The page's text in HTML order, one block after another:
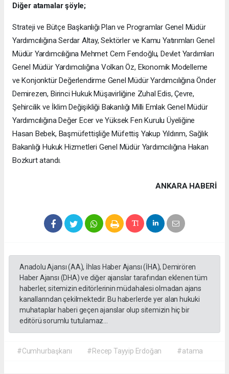
Diğer atamalar şöyle;
Strateji ve Bütçe Başkanlığı Plan ve Programlar Genel Müdür
Yardımcılığına Serdar Altay, Sektörler ve Kamu Yatırımları Genel
Müdür Yardımcılığına Mehmet Cem Fendoğlu, Devlet Yardımları
Genel Müdür Yardımcılığına Volkan Öz, Ekonomik Modelleme
ve Konjonktür Değerlendirme Genel Müdür Yardımcılığına Önder
Demirezen, Birinci Hukuk Müşavirliğine Zuhal Edis, Çevre,
Şehircilik ve İklim Değişikliği Bakanlığı Milli Emlak Genel Müdür
Yardımcılığına Değer Ecer ve Yüksek Fen Kurulu Üyeliğine
Hasan Bebek, Başmüfettişliğe Müfettiş Yakup Yıldırım, Sağlık
Bakanlığı Hukuk Hizmetleri Genel Müdür Yardımcılığına Hakan
Bozkurt atandı.
ANKARA HABERİ
Anadolu Ajansı (AA), İhlas Haber Ajansı (İHA), Demirören
Haber Ajansı (DHA) ve diğer ajanslar tarafından eklenen tüm
haberler, sitemizin editörlerinin müdahalesi olmadan ajans
kanallarından çekilmektedir. Bu haberlerde yer alan hukuki
muhataplar haberi geçen ajanslar olup sitemizin hiç bir
editörü sorumlu tutulamaz...
#Cumhurbaşkanı #Recep Tayyip Erdoğan #atama